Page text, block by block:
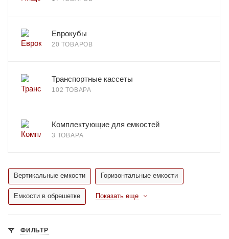
Еврокубы
20 ТОВАРОВ
Транспортные кассеты
102 ТОВАРА
Комплектующие для емкостей
3 ТОВАРА
Вертикальные емкости Горизонтальные емкости
Емкости в обрешетке Показать еще
ФИЛЬТР